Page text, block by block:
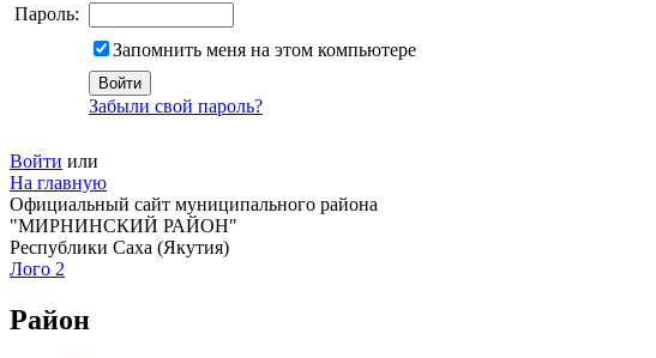
Пароль:
Запомнить меня на этом компьютере
Забыли свой пароль?
Войти или
На главную
Официальный сайт муниципального района
"МИРНИНСКИЙ РАЙОН"
Республики Саха (Якутия)
Лого 2
Район